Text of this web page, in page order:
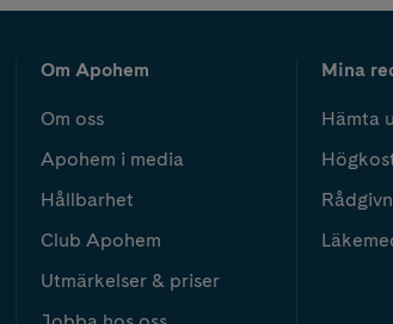
Om Apohem
Om oss
Apohem i media
Hållbarhet
Club Apohem
Utmärkelser & priser
Mina
Hämta